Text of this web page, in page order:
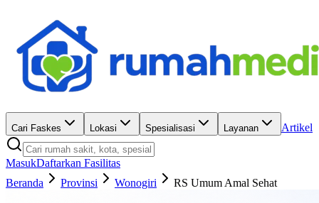
Cari Faskes Lokasi Spesialisasi Layanan Artikel
MasukDaftarkan Fasilitas
Beranda
Provinsi Wonogiri RS Umum Amal Sehat